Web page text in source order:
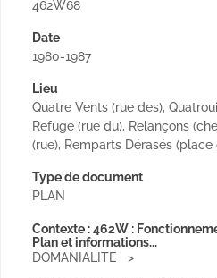
462W68
Date
1980-1987
Lieu
Quatre Vents (rue des),
Refuge (rue du), Relançons
(rue), Remparts Dérasés (place
Type de document
PLAN
Contexte : 462W :
Plan et informations...
DOMANIALITE